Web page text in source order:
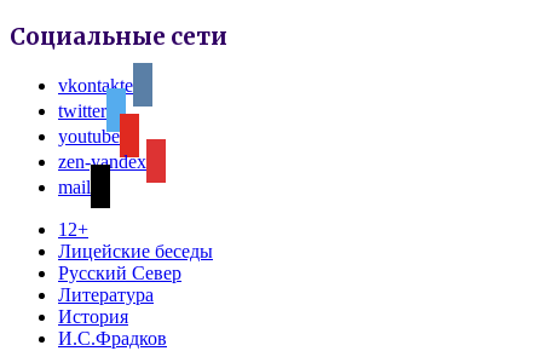
Социальные сети
vkontakte
twitter
youtube
zen-yandex
mail
12+
Лицейские беседы
Русский Север
Литература
История
И.С.Фрадков